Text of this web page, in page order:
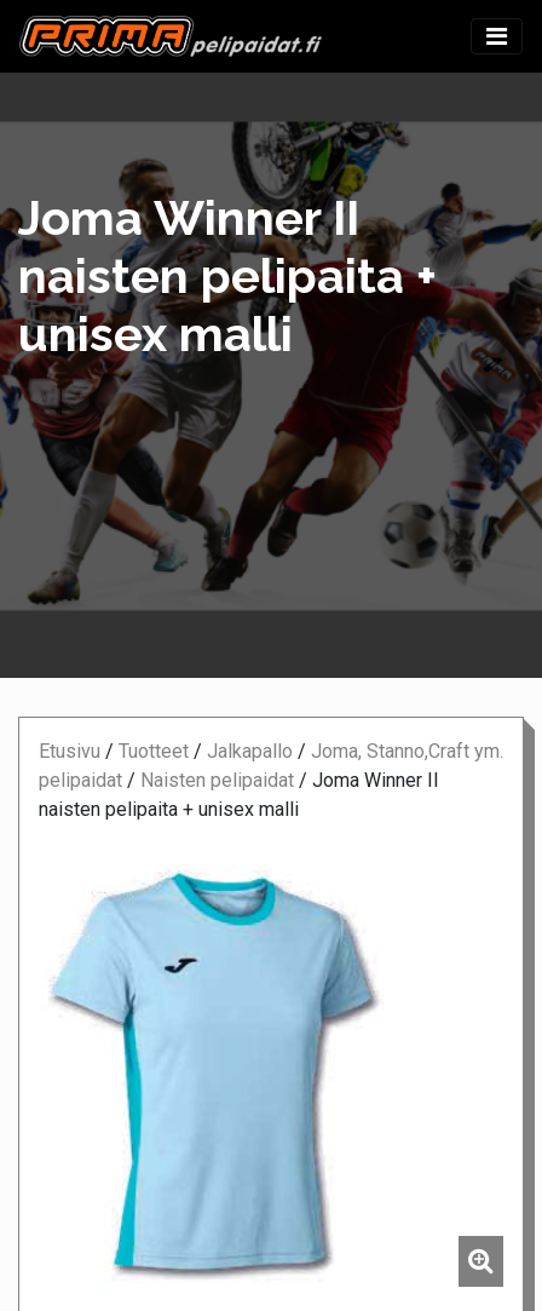
Joma Winner II
naisten pelipaita +
unisex malli
Etusivu / Tuotteet / Jalkapallo / Joma, Stanno,Craft ym.
pelipaidat / Naisten pelipaidat / Joma Winner II
naisten pelipaita + unisex malli